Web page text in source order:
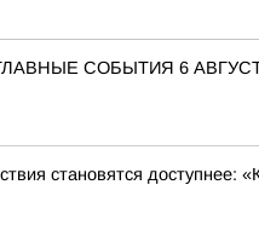
СОБЫТИЯ 6
становятся доступнее: